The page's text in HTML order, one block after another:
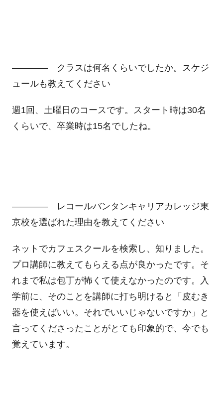
―――― クラスは何名くらいでしたか。スケジ
ュールも教えてください
週1回、土曜日のコースです。スタート時は30名
くらいで、卒業時は15名でしたね。
―――― レコールバンタンキャリアカレッジ東
京校を選ばれた理由を教えてください
ネットでカフェスクールを検索し、知りました。
プロ講師に教えてもらえる点が良かったです。そ
れまで私は包丁が怖くて使えなかったのです。入
学前に、そのことを講師に打ち明けると「皮むき
器を使えばいい。それでいいじゃないですか」と
言ってくださったことがとても印象的で、今でも
覚えています。